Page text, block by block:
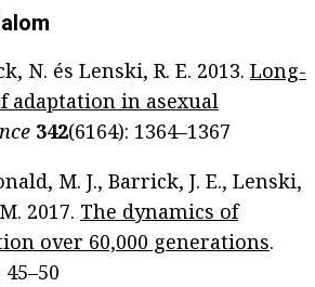
N. és Lenski, R. E. 2013. Long-
adaptation in asexual
342(6164): 1364–1367
M. J., Barrick, J. E., Lenski,
2017. The dynamics of
over 60,000 generations.
45–50